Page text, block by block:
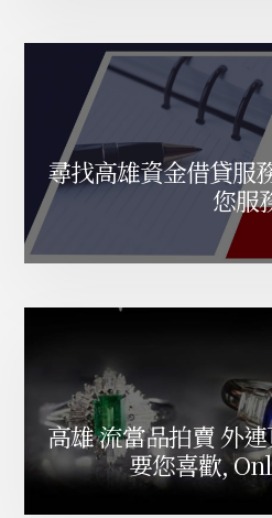
可
不
一
定
喔
尋找高雄資金借貸服
您服
高雄 流當品拍賣 外
要您喜歡,